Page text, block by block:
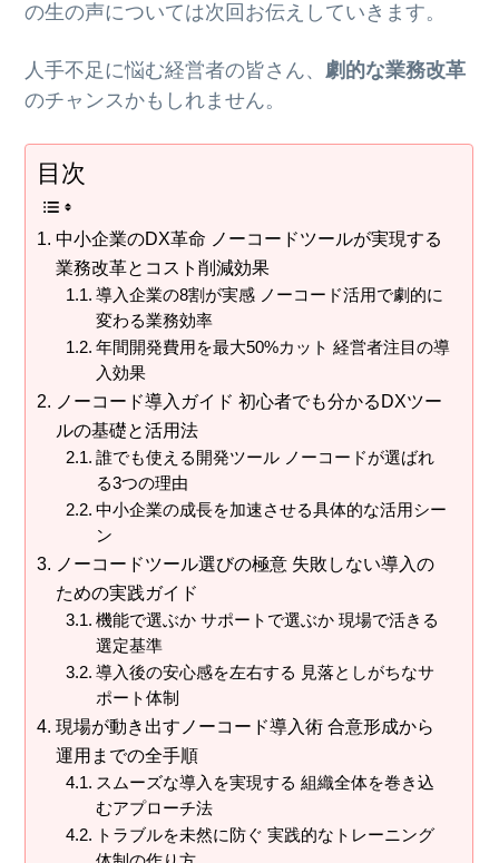
の生の声については次回お伝えしていきます。
人手不足に悩む経営者の皆さん、 劇的な業務改革
のチャンスかもしれません。
目次
中小企業のDX革命 ノーコードツールが実現する
業務改革とコスト削減効果
導入企業の8割が実感 ノーコード活用で劇的に
変わる業務効率
年間開発費用を最大50%カット 経営者注目の導
入効果
ノーコード導入ガイド 初心者でも分かるDXツー
ルの基礎と活用法
誰でも使える開発ツール ノーコードが選ばれ
る3つの理由
中小企業の成長を加速させる具体的な活用シー
ン
ノーコードツール選びの極意 失敗しない導入の
ための実践ガイド
機能で選ぶか サポートで選ぶか 現場で活きる
選定基準
導入後の安心感を左右する 見落としがちなサ
ポート体制
現場が動き出すノーコード導入術 合意形成から
運用までの全手順
スムーズな導入を実現する 組織全体を巻き込
むアプローチ法
トラブルを未然に防ぐ 実践的なトレーニング